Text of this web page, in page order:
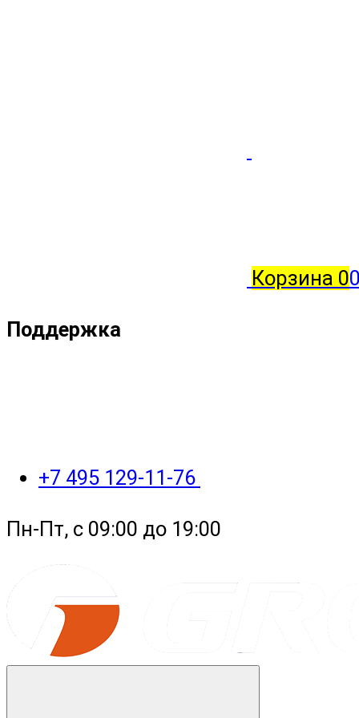
Корзина 0
Поддержка
+7 495 129-11-76
Пн-Пт, с 09:00 до 19:00